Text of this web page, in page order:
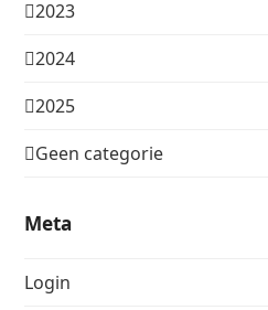
2023
2024
2025
Geen categorie
Meta
Login